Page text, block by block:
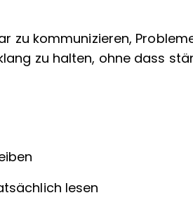
zu kommunizieren,
zu halten, ohne dass
lesen